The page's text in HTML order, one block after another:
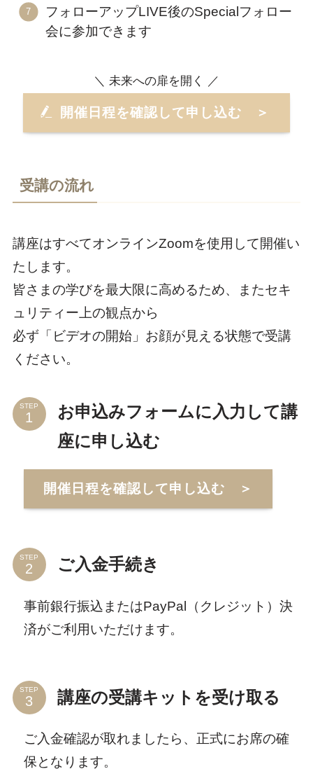
フォローアップLIVE後のSpecialフォロー
会に参加できます
＼ 未来への扉を開く ／
開催日程を確認して申し込む ＞
受講の流れ
講座はすべてオンラインZoomを使用して開催い
たします。
皆さまの学びを最大限に高めるため、またセキ
ュリティー上の観点から
必ず「ビデオの開始」お顔が見える状態で受講
ください。
STEP
お申込みフォームに入力して講
座に申し込む
開催日程を確認して申し込む ＞
STEP ご入金手続き
事前銀行振込またはPayPal（クレジット）決
済がご利用いただけます。
STEP 講座の受講キットを受け取る
ご入金確認が取れましたら、正式にお席の確
保となります。